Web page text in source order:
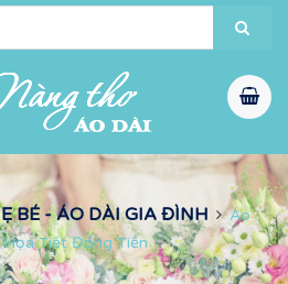
BÉ - ÁO DÀI GIA ĐÌNH
Áo
Họa Tiết Đồng Tiền